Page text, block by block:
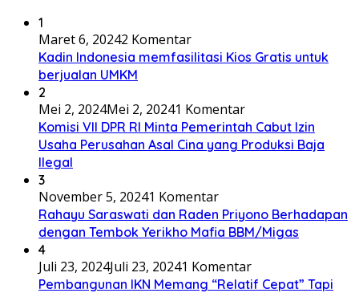
1
Maret 6, 20242 Komentar
Kadin Indonesia memfasilitasi Kios Gratis untuk
berjualan UMKM
2
Mei 2, 2024Mei 2, 20241 Komentar
Komisi VII DPR RI Minta Pemerintah Cabut Izin
Usaha Perusahan Asal Cina yang Produksi Baja
Ilegal
3
November 5, 20241 Komentar
Rahayu Saraswati dan Raden Priyono Berhadapan
dengan Tembok Yerikho Mafia BBM/Migas
4
Juli 23, 2024Juli 23, 20241 Komentar
Pembangunan IKN Memang “Relatif Cepat” Tapi